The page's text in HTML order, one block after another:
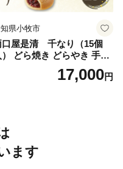
県小牧市
口屋是清 千なり（15個
らやき 手土
お土産 土産 丹波大納言小
抹茶 林檎 りんご 慶事 お
17,000円
ます